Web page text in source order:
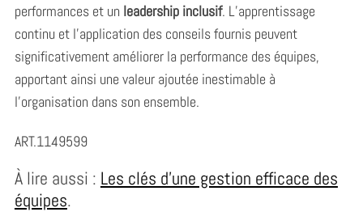
performances et un leadership inclusif. L’apprentissage
continu et l’application des conseils fournis peuvent
significativement améliorer la performance des équipes,
apportant ainsi une valeur ajoutée inestimable à
l’organisation dans son ensemble.
ART.1149599
À lire aussi : Les clés d’une gestion efficace des
équipes.